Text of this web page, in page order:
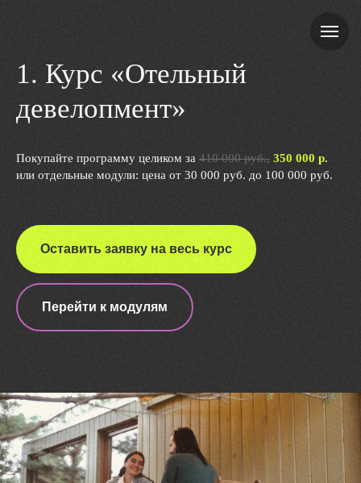
1. Курс «Отельный
девелопмент»
Покупайте программу целиком за 410 000 руб., 350 000 р.
или отдельные модули: цена от 30 000 руб. до 100 000 руб.
Оставить заявку на весь курс
Перейти к модулям